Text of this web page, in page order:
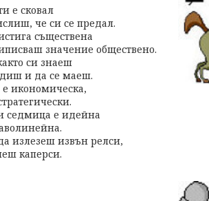
е сковал
че си се предал.
съществена
значение обществено.
си знаеш
и да се маеш.
икономическа,
седмица е идейна
излезеш извън релси,
каперси.